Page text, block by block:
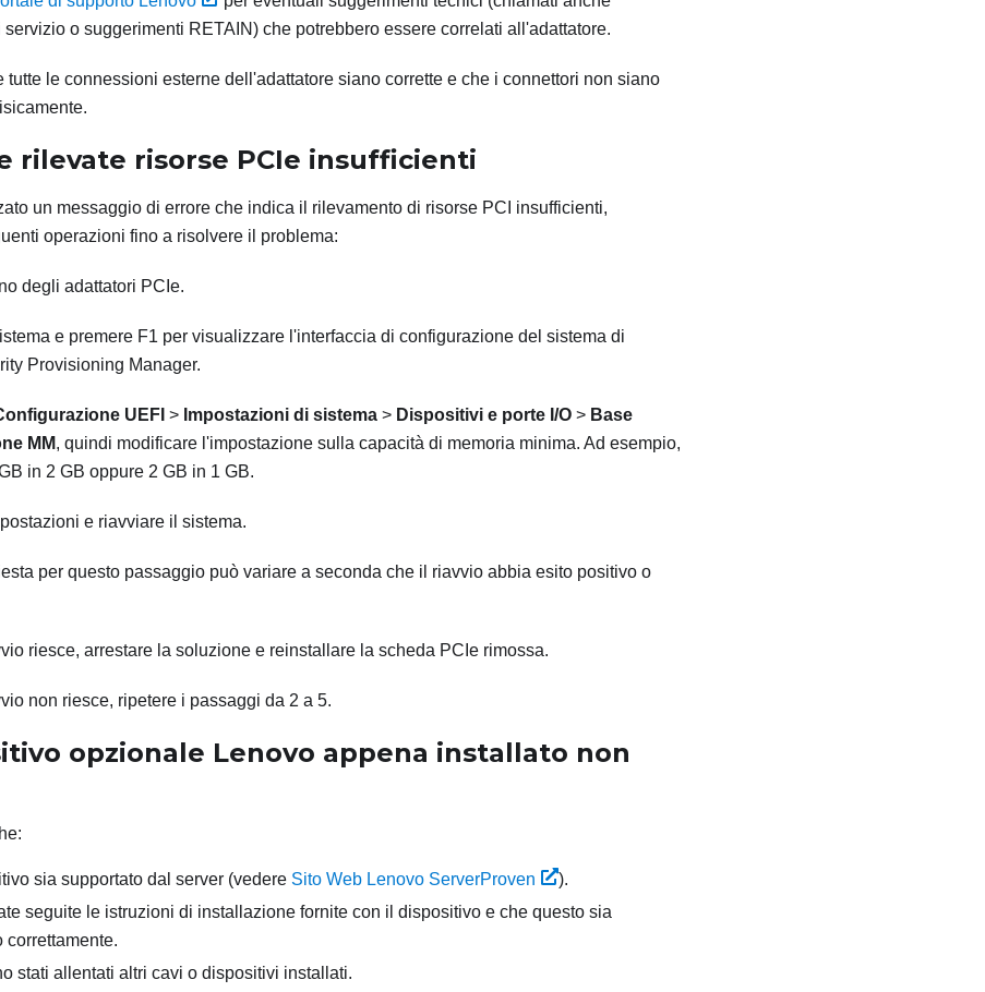
o suggerimenti RETAIN) che potrebbero essere correlati all'adattatore.
tutte le connessioni esterne dell'adattatore siano corrette e che i connettori non siano
rilevate risorse PCIe insufficienti
un messaggio di errore che indica il rilevamento di risorse PCI insufficienti,
operazioni fino a risolvere il problema:
degli adattatori PCIe.
e premere F1 per visualizzare l'interfaccia di configurazione del sistema di
Provisioning Manager.
UEFI > Impostazioni di sistema > Dispositivi e porte I/O > Base
MM, quindi modificare l'impostazione sulla capacità di memoria minima. Ad esempio,
in 2 GB oppure 2 GB in 1 GB.
e riavviare il sistema.
per questo passaggio può variare a seconda che il riavvio abbia esito positivo o
riesce, arrestare la soluzione e reinstallare la scheda PCIe rimossa.
non riesce, ripetere i passaggi da 2 a 5.
opzionale Lenovo appena installato non
sia supportato dal server (vedere Sito Web Lenovo ServerProven
).
seguite le istruzioni di installazione fornite con il dispositivo e che questo sia
correttamente.
stati allentati altri cavi o dispositivi installati.